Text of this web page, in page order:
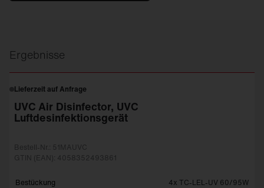
Ergebnisse
Lieferzeit auf Anfrage
UVC Air Disinfector, UVC
Luftdesinfektionsgerät
Bestell-Nr.: 51MAUVC
GTIN (EAN): 4058352493861
Bestückung 4x TC-LEL-UV 60/95W